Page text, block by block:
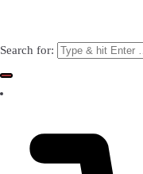
Search for: